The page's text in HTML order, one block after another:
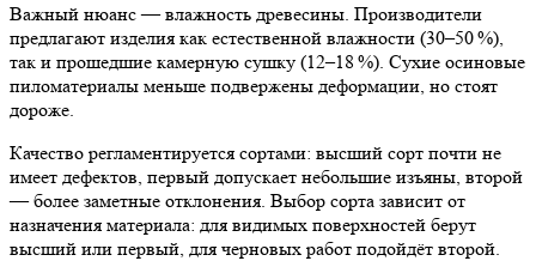
Важный нюанс — влажность древесины. Производители
предлагают изделия как естественной влажности (30–50 %),
так и прошедшие камерную сушку (12–18 %). Сухие осиновые
пиломатериалы меньше подвержены деформации, но стоят
дороже.
Качество регламентируется сортами: высший сорт почти не
имеет дефектов, первый допускает небольшие изъяны, второй
— более заметные отклонения. Выбор сорта зависит от
назначения материала: для видимых поверхностей берут
высший или первый, для черновых работ подойдёт второй.